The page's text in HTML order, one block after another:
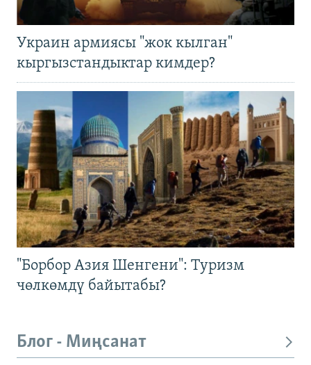
Украин армиясы "жок кылган"
кыргызстандыктар кимдер?
"Борбор Азия Шенгени": Туризм
чөлкөмдү байытабы?
Блог - Миңсанат